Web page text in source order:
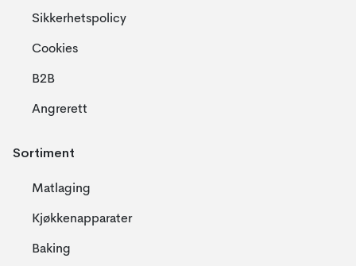
Sikkerhetspolicy
Cookies
B2B
Angrerett
Sortiment
Matlaging
Kjøkkenapparater
Baking